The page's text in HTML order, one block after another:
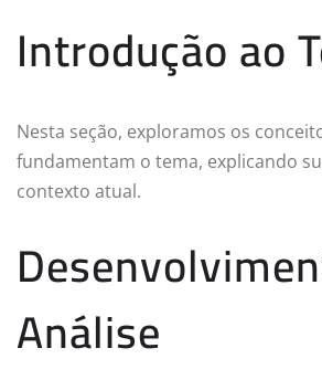
Introdução ao
Nesta seção, exploramos os
fundamentam o tema, explicando
contexto atual.
Análise